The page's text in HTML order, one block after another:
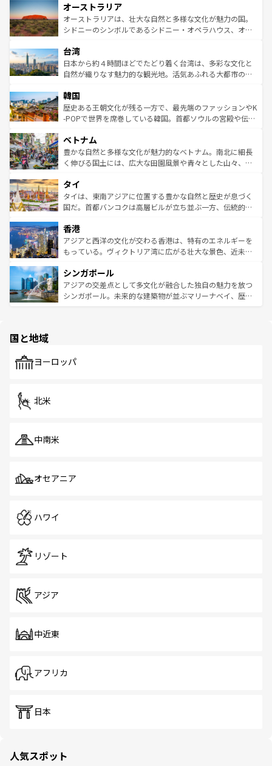
部のニューオーリンズでは、音楽と美食が融合した独特の
文化が魅力。旅行者はアメリカの各地域で異なる魅力を楽
しみながら、その多様性と豊かな歴史を感じることができ
ならではの贅沢な旅のスタイルだ。 なお、新着のアメリカ
情報はコンテンツ一覧を参照してほしい。
ワイ島は見逃せない。また、定番の観光地といえばオアフ
島だが、静かな自然を求めるならマウイ島やカウアイ島が
おすすめ。エメラルドグリーンに輝く海をはじめ、豊かな
れるおもてなしの心で訪れる人々を迎えてくれるハワイの
人々、おいしいローカルフードやハワイアンミュージッ
ク、伝統的なフラダンスなど、すべてがハワイの魅力を彩
ワイを、存分に味わってほしい。 なお、新着のハワイ情報
はコンテンツ一覧を参照してほしい。
オーストラリア
オーストラリアは、壮大な自然と多様な文化が魅力の国。
シドニーのシンボルであるシドニー・オペラハウス、オー
リアリーフや大陸中央部にそびえるウルル（エアーズロッ
ク）、タスマニアの美しい原生林やケアンズの熱帯雨林な
ど、見どころがたくさん。また、カフェやワイン、オージ
いる。アクティビティも充実しており、サーフィンやダイ
ビング、ハイキングなど、アウトドア好きにはたまらな
い。オーストラリアの多彩な魅力を存分に味わいつくそ
参照してほしい。
台湾
日本から約４時間ほどでたどり着く台湾は、多彩な文化と
自然が織りなす魅力的な観光地。活気あふれる大都市の台
ン）、静ひつな山岳地帯である台湾東部など、都市の喧騒
と山間の静けさが共存しており、訪れる人に新しい発見と
驚きをもたらしてくれる。また、奥深い台湾の食文化も魅
容にもいいと評判のスイーツなど、バラエティ豊かな料理
が味わえる。 なお、新着の台湾情報は コンテンツ一覧を参
照してほしい。
韓国
歴史ある王朝文化が残る一方で、最先端のファッションやK
-POPで世界を席巻している韓国。首都ソウルの宮殿や伝統
き、地方に足を延ばせば四季折々の自然美を楽しむことが
できる。そして、キムチや焼肉、絶品のストリートフード
まで、さまざまな韓国料理が待っている。夜には、韓国な
リティに包まれながら、韓国の多彩な魅力を心ゆくまで味
わってみてほしい。 なお、新着の韓国情報はコンテンツ一
覧を参照してほしい。
ベトナム
豊かな自然と多様な文化が魅力的なベトナム。南北に細長
く伸びる国土には、広大な田園風景や青々とした山々、世
急速な発展と共に伝統が息づく。ハノイの古い町並みやホ
ーチミン市のフランス統治時代の建物も、独特の雰囲気を
醸し出している。また、バラエティの豊かさとおいしさで
とつ。フォーやバインミー、ベトナムコーヒーなどは、ぜ
ひ現地で味わいたい。どの地域を訪れてもあたたかい人々
が旅行者を迎えてくれるので、きっと忘れられない旅にな
参照してほしい。
タイ
タイは、東南アジアに位置する豊かな自然と歴史が息づく
国だ。首都バンコクは高層ビルが立ち並ぶ一方、伝統的な
の活気が交差している。北部ではチェンマイなどの山岳地
帯で自然と触れ合い、南部ではプーケットやクラビの美し
いビーチでリゾート気分を楽しむことができる。タイ料理
激する。気候は一年中温暖で、どの季節にも異なる楽しみ
が待っている。親しみやすいタイの人々、仏教を中心とし
た文化、そして多様な観光資源が、訪れる旅人を魅了し続
香港
アジアと西洋の文化が交わる香港は、特有のエネルギーを
もっている。ヴィクトリア湾に広がる壮大な景色、近未来
み、どこを訪れても感動するはず。観光スポットが密集し
ており、効率よく見どころを回れるのも魅力。息をのむよ
うな絶景から文化的な体験まで、香港を存分に楽しみ尽く
シンガポール
アジアの交差点として多文化が融合した独自の魅力を放つ
シンガポール。未来的な建築物が並ぶマリーナベイ、歴史
で、ホーカーズは地元の風情を楽しめる外せないスポット
国と地域
ヨーロッパ
北米
中南米
オセアニア
ハワイ
リゾート
アジア
中近東
アフリカ
日本
人気スポット